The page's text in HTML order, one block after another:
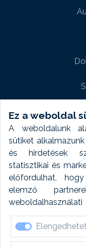
Ez a weboldal
A weboldalunk
sütiket
és hirdetések
statisztikai és
előfordulhat,
elemző
forrásokból
elfogadásával
ezen adatokat 6